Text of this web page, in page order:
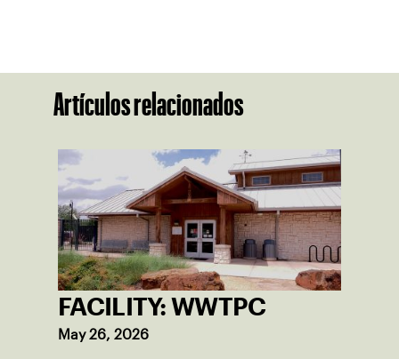
Artículos relacionados
FACILITY: WWTPC
May 26, 2026